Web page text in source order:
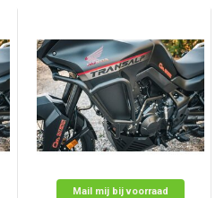
Mail mij bij voorraad